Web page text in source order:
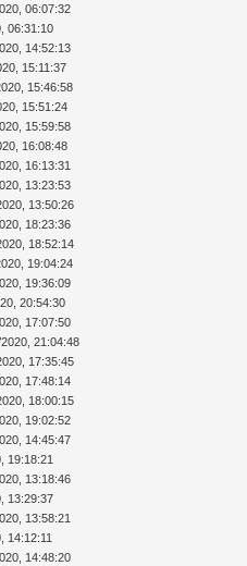
06:07:32
06:31:10
14:52:13
15:11:37
15:46:58
15:51:24
15:59:58
16:08:48
16:13:31
13:23:53
13:50:26
18:23:36
18:52:14
19:04:24
19:36:09
20:54:30
17:07:50
21:04:48
17:35:45
17:48:14
18:00:15
19:02:52
14:45:47
19:18:21
13:18:46
13:29:37
13:58:21
14:12:11
14:48:20